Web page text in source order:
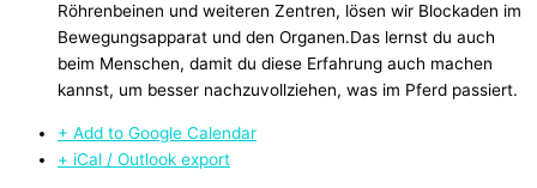
Röhrenbeinen und weiteren Zentren, lösen wir Blockaden im
Bewegungsapparat und den Organen.Das lernst du auch
beim Menschen, damit du diese Erfahrung auch machen
kannst, um besser nachzuvollziehen, was im Pferd passiert.
+ Add to Google Calendar
+ iCal / Outlook export